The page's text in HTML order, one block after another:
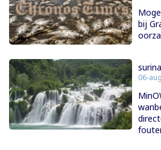
bij
06-